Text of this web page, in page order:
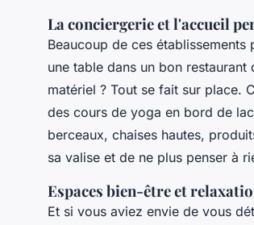
La conciergerie et l'accueil
Beaucoup de ces
une table dans un bon
matériel ? Tout se fait sur place.
des cours de yoga en bord de
berceaux, chaises hautes,
sa valise et de ne plus penser à
Espaces bien-être et
Et si vous aviez envie de vous